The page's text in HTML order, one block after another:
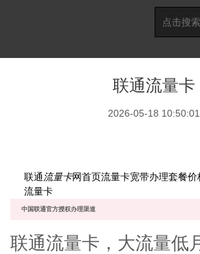
联通流量卡
2026-05-18 10:50:01
联通 流量卡网首页流量卡宽带办理套餐价
流量卡
中国联通官方授权办理渠道
联通流量卡 ，大流量低